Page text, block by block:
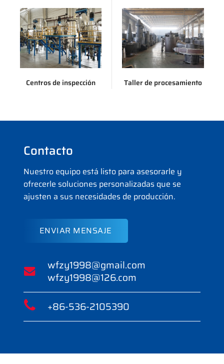
Centros de inspección Taller de procesamiento
Contacto
Nuestro equipo está listo para asesorarle y
ofrecerle soluciones personalizadas que se
ajusten a sus necesidades de producción.
ENVIAR MENSAJE
wfzy1998@gmail.com
wfzy1998@126.com
+86-536-2105390